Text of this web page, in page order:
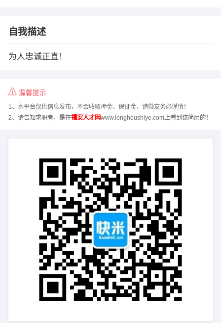
自我描述
为人忠诚正直！
温馨提示
1、本平台仅供信息发布，不会收取押金、保证金，请微友务必谨慎！
2、请告知求职者，是在福安人才网www.longhoushiye.com上看到该简历的！